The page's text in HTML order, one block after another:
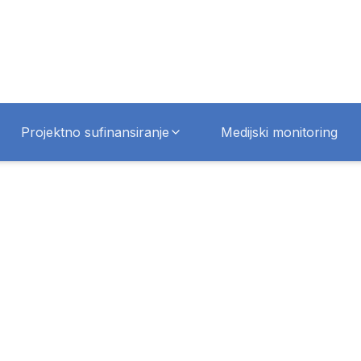
Projektno sufinansiranje Medijski monitoring